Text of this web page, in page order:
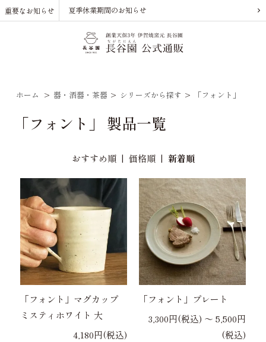
重要なお知らせ 夏季休業期間のお知らせ
ホーム > 器・酒器・茶器 > シリーズから探す > 「フォント」
「フォント」 製品一覧
おすすめ順| 価格順| 新着順
「フォント」マグカップ
ミスティホワイト 大
4,180円(税込)
「フォント」プレート
3,300円(税込) 〜 5,500円
(税込)